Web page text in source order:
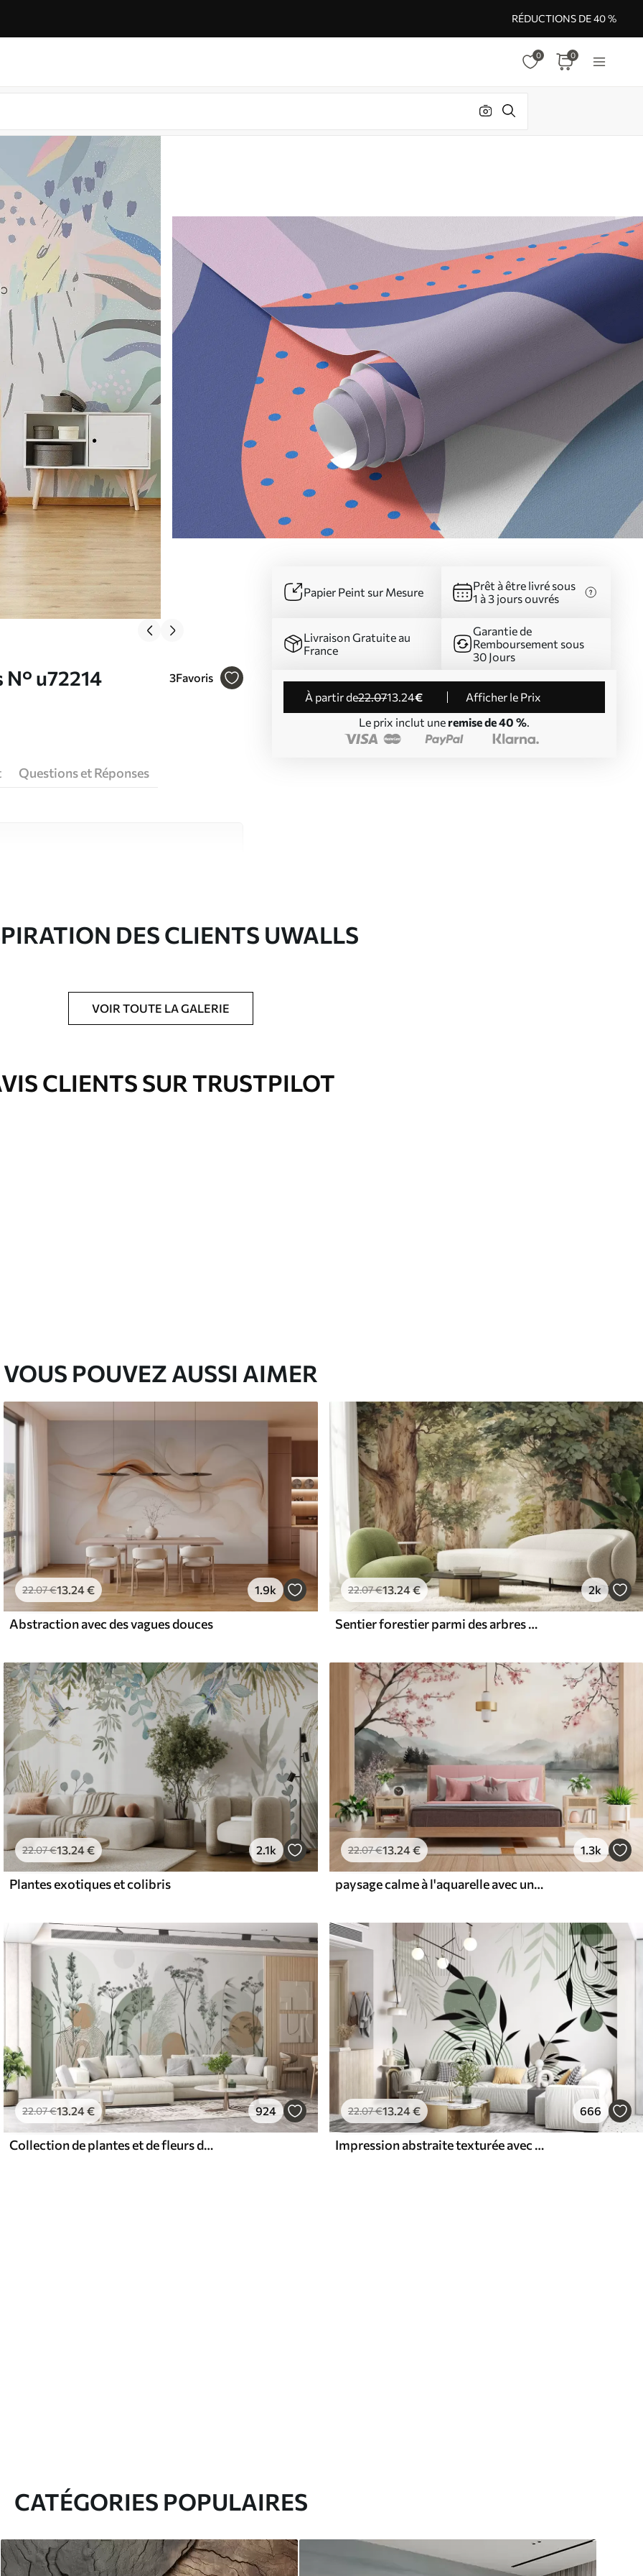
RÉDUCTIONS DE 40 %
0 0
u72214 3Favoris
Papier Peint sur Mesure
Prêt à être livré sous
1 à 3 jours ouvrés
Livraison Gratuite au
France
Garantie de
Remboursement sous
30 Jours
à partir de22.0713.24€
Afficher le Prix
Le prix inclut une remise de 40 %.
Questions et Réponses
en rouleaux jusqu’à 50 cm de large.
DES CLIENTS UWALLS
VOIR TOUTE LA GALERIE
CLIENTS SUR TRUSTPILOT
VOUS POUVEZ AUSSI AIMER
22.07€13 .24€ 1.9k
Abstraction avec des vagues douces
22.07€13.24€ 2k
Sentier forestier parmi des arbres majestueux, style aquarelle
22.07€13.24€ 2.1k
Plantes exotiques et colibris
22.07€13.24€ 1.3k
paysage calme à l'aquarelle avec un lac et un arbre en fleurs
22.07€13 .24€ 924
Collection de plantes et de fleurs dans des tons neutres sur un fond d'arche abstrait dans des teintes vertes et orangées
22.07€13.24€ 666
Impression abstraite texturée avec des formes géométriques, des cercles et des arcs et des plantes noires et vertes sur un fond blanc
CATÉGORIES POPULAIRES